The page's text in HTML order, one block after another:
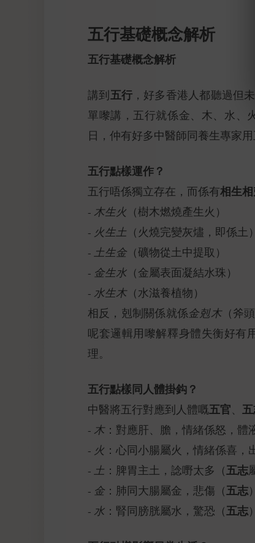
五行基礎概念解析
五行基礎概念解析
講到五行 ，好多香港人都聽過但
單嚟講，五行就係金、木、水、
日，仲有好多中醫師同養生專家
五行點樣運作？
五行唔係獨立存在，而係有相生
- 木生火 （樹木燃燒產生火）
- 火生土 （火燒完變灰燼，即係土）
- 土生金 （礦物從土中提取）
- 金生水 （金屬表面凝結水珠）
- 水生木（水滋養植物）
相反，剋制關係就係金剋木（斧
呢套邏輯用嚟解釋身體失衡好有
理。
五行點樣同人體掛鈎？
中醫將五行對應到人體嘅五官、
- 木：對應肝、膽，情緒係怒，體
- 火 ：心同小腸屬火，情緒係喜
- 土 ：脾胃主土，諗嘢太多（五志
- 金 ：肺同大腸屬金，悲傷（五志
- 水 ：腎同膀胱屬水，驚恐（五志